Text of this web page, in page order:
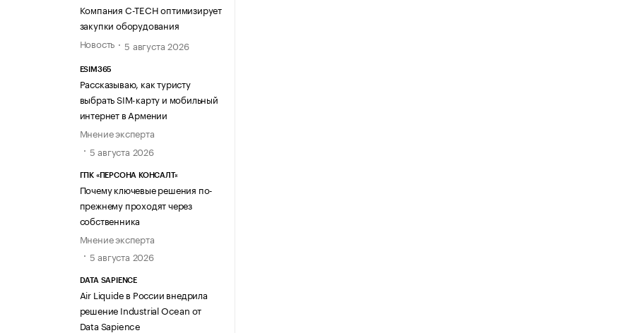
Компания C-TECH оптимизирует
закупки оборудования
Новость
5 августа 2026
ESIM365
Рассказываю, как туристу
выбрать SIM-карту и мобильный
интернет в Армении
Мнение эксперта
5 августа 2026
ГПК «ПЕРСОНА КОНСАЛТ»
Почему ключевые решения по-
прежнему проходят через
собственника
Мнение эксперта
5 августа 2026
DATA SAPIENCE
Air Liquide в России внедрила
решение Industrial Ocean от
Data Sapience